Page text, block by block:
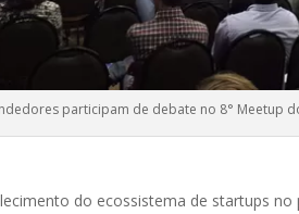
participam de debate no 8° Meetup
do ecossistema de startups